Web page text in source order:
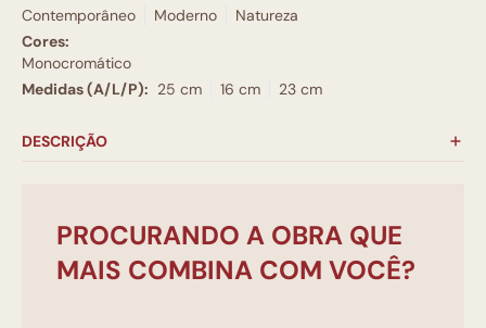
Contemporâneo
Moderno
Natureza
Cores:
Monocromático
Medidas (A/L/P): 25 cm 16 cm 23 cm
DESCRIÇÃO
PROCURANDO A OBRA QUE
MAIS COMBINA COM VOCÊ?